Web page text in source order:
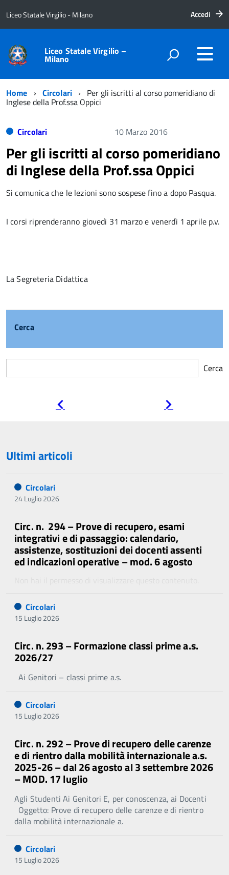
Liceo Statale Virgilio - Milano Accedi
Liceo Statale Virgilio –
Milano
Home Circolari Per gli iscritti al corso pomeridiano di
Inglese della Prof.ssa Oppici
Circolari 10 Marzo 2016
Per gli iscritti al corso pomeridiano
di Inglese della Prof.ssa Oppici
Si comunica che le lezioni sono sospese fino a dopo Pasqua.
I corsi riprenderanno giovedì 31 marzo e venerdì 1 aprile p.v.
La Segreteria Didattica
Cerca
Cerca
Ultimi articoli
Circolari
24 Luglio 2026
Circ. n. 294 – Prove di recupero, esami
integrativi e di passaggio: calendario,
assistenze, sostituzioni dei docenti assenti
ed indicazioni operative – mod. 6 agosto
Circolari
15 Luglio 2026
Circ. n. 293 – Formazione classi prime a.s.
2026/27
Ai Genitori – classi prime a.s.
Circolari
15 Luglio 2026
Circ. n. 292 – Prove di recupero delle carenze
e di rientro dalla mobilità internazionale a.s.
2025-26 – dal 26 agosto al 3 settembre 2026
– MOD. 17 luglio
Agli Studenti Ai Genitori E, per conoscenza, ai Docenti
Oggetto: Prove di recupero delle carenze e di rientro
dalla mobilità internazionale a.
Circolari
15 Luglio 2026